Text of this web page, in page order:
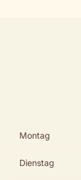
Montag
Dienstag